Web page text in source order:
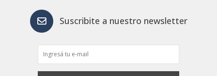
Suscribite a nuestro newsletter